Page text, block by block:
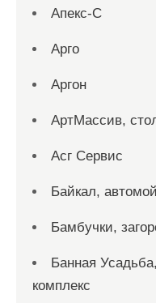
Апекс-С
Арго
Аргон
АртМассив,
Асг Сервис
Байкал,
Бамбучки,
Банная
комплекс